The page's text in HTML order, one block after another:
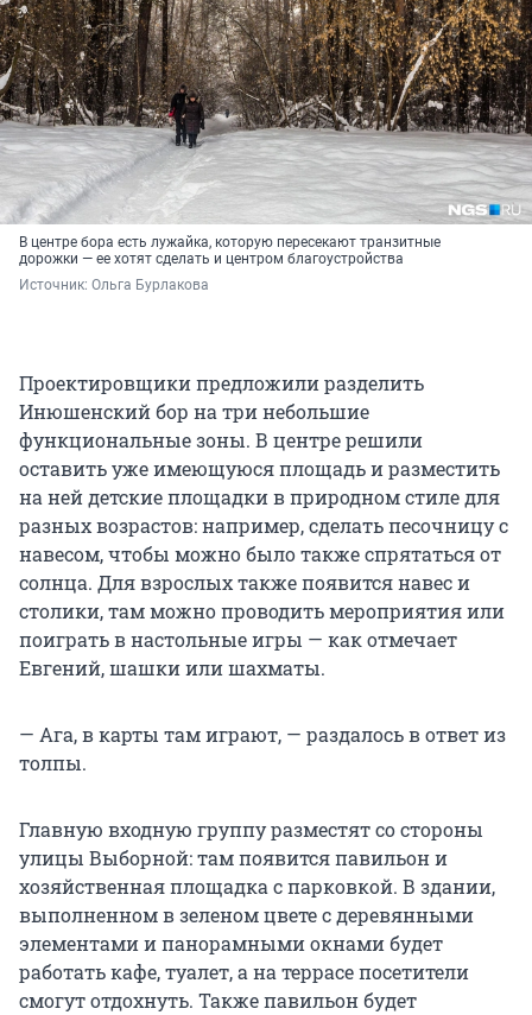
В центре бора есть лужайка, которую пересекают транзитные
дорожки — ее хотят сделать и центром благоустройства
Источник: Ольга Бурлакова
Проектировщики предложили разделить
Инюшенский бор на три небольшие
функциональные зоны. В центре решили
оставить уже имеющуюся площадь и разместить
на ней детские площадки в природном стиле для
разных возрастов: например, сделать песочницу с
навесом, чтобы можно было также спрятаться от
солнца. Для взрослых также появится навес и
столики, там можно проводить мероприятия или
поиграть в настольные игры — как отмечает
Евгений, шашки или шахматы.
— Ага, в карты там играют, — раздалось в ответ из
толпы.
Главную входную группу разместят со стороны
улицы Выборной: там появится павильон и
хозяйственная площадка с парковкой. В здании,
выполненном в зеленом цвете с деревянными
элементами и панорамными окнами будет
работать кафе, туалет, а на террасе посетители
смогут отдохнуть. Также павильон будет